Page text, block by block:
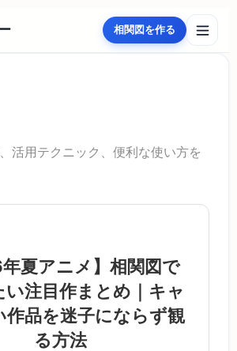
相関図を作る
活用テクニック、便利な使い方を
年夏アニメ】相関図で
い注目作まとめ｜キャ
作品を迷子にならず観
る方法